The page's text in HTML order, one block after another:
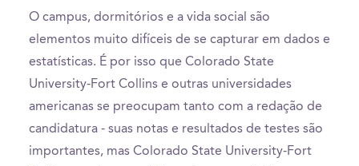
O campus, dormitórios e a vida social são
elementos muito difíceis de se capturar em dados e
estatísticas. É por isso que Colorado State
University-Fort Collins e outras universidades
americanas se preocupam tanto com a redação de
candidatura - suas notas e resultados de testes são
importantes, mas Colorado State University-Fort